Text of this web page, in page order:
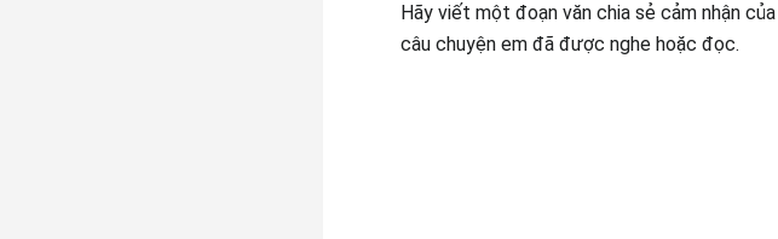
Hãy viết một đoạn văn chia sẻ cảm nhận
câu chuyện em đã được nghe hoặc đọc.